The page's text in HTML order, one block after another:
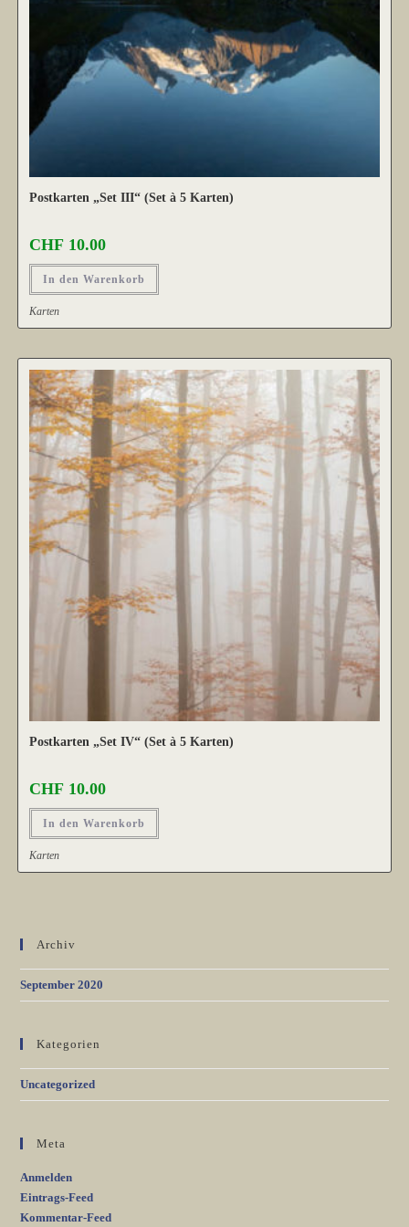
Postkarten „Set III“ (Set à 5 Karten)
CHF10.00
In den Warenkorb
Karten
Postkarten „Set IV“ (Set à 5 Karten)
CHF10.00
In den Warenkorb
Karten
Archiv
September 2020
Kategorien
Uncategorized
Meta
Anmelden
Eintrags-Feed
Kommentar-Feed